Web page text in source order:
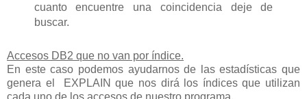
cuanto encuentre una coincidencia deje de
buscar.
Accesos DB2 que no van por índice.
En este caso podemos ayudarnos de las estadísticas que
genera el EXPLAIN que nos dirá los índices que utilizan
cada uno de los accesos de nuestro programa.